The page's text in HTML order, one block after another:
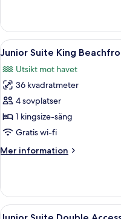
Suite
King
Öppna
alla
foton
för
Junior
Suite
King
Swim
4
Junior Suite King
Utsikt mot havet
36 kvadratmeter
4 sovplatser
1 kingsize-säng
Gratis wi-fi
Mer information
Mer
Suite
King
Beachfront
Öppna
1